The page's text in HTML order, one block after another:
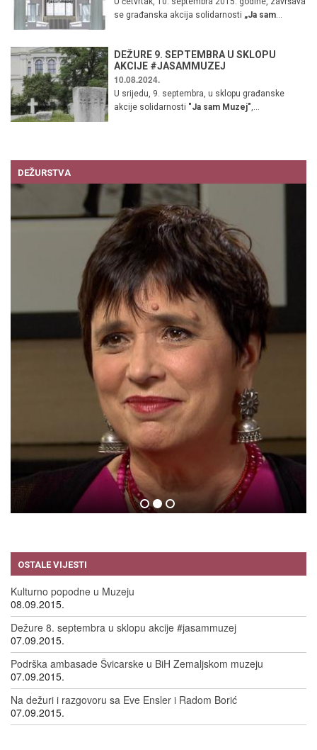
se građanska akcija solidarnosti „Ja sam...
DEŽURE 9. SEPTEMBRA U SKLOPU
AKCIJE #JASAMMUZEJ
10.08.2024.
U srijedu, 9. septembra, u sklopu građanske
akcije solidarnosti "Ja sam Muzej",...
DEŽURSTVA
OSTALE VIJESTI
Kulturno popodne u Muzeju
08.09.2015.
Dežure 8. septembra u sklopu akcije #jasammuzej
07.09.2015.
Podrška ambasade Švicarske u BiH Zemaljskom muzeju
07.09.2015.
Na dežuri i razgovoru sa Eve Ensler i Radom Borić
07.09.2015.